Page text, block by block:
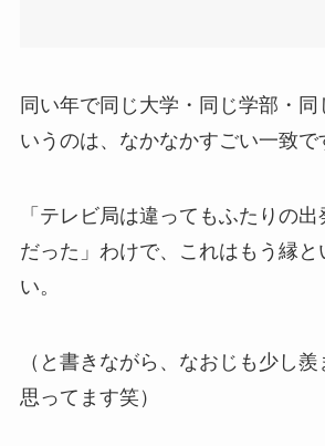
同い年で同じ大学・同じ学部・同
いうのは、なかなかすごい一致で
「テレビ局は違ってもふたりの
だった」わけで、これはもう縁と
い。
（と書きながら、なおじも少し
思ってます笑）